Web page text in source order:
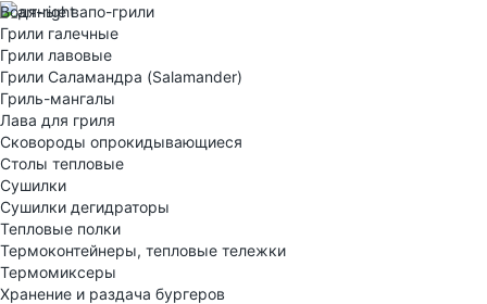
Водяные вапо-грили
Грили галечные
Грили лавовые
Грили Саламандра (Salamander)
Гриль-мангалы
Лава для гриля
Сковороды опрокидывающиеся
Столы тепловые
Сушилки
Сушилки дегидраторы
Тепловые полки
Термоконтейнеры, тепловые тележки
Термомиксеры
Хранение и раздача бургеров